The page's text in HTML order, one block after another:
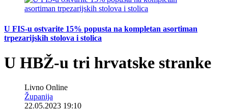
U FIS-u ostvarite 15% popusta na kompletan asortiman
trpezarijskih stolova i stolica
U HBŽ-u tri hrvatske stranke
Livno Online
Županija
22.05.2023 19:10